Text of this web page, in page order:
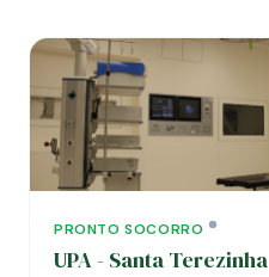
PRONTO SOCORRO
UPA - Santa Terezinha